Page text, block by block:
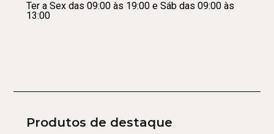
Ter a Sex das 09:00 às 19:00 e Sáb das 09:00 às
13:00
Produtos de destaque